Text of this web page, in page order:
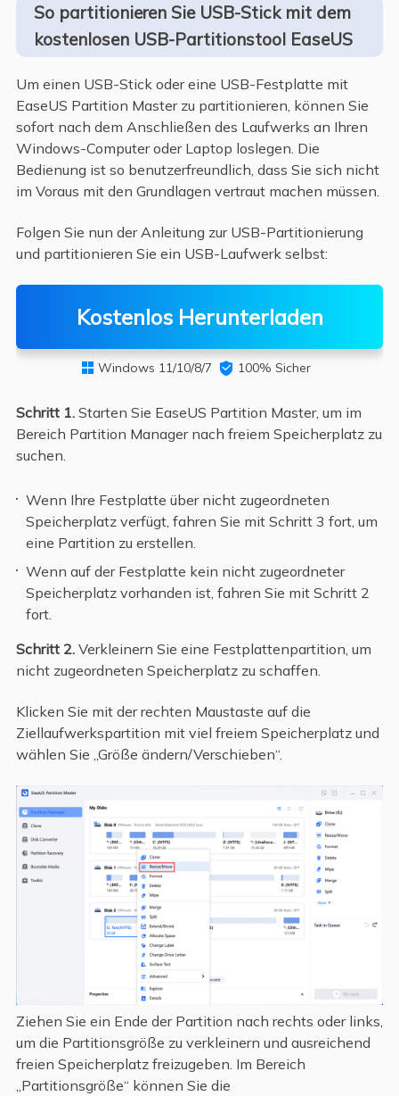
So partitionieren Sie USB-Stick mit dem
kostenlosen USB-Partitionstool EaseUS
Um einen USB-Stick oder eine USB-Festplatte mit
EaseUS Partition Master zu partitionieren, können Sie
sofort nach dem Anschließen des Laufwerks an Ihren
Windows-Computer oder Laptop loslegen. Die
Bedienung ist so benutzerfreundlich, dass Sie sich nicht
im Voraus mit den Grundlagen vertraut machen müssen.
Folgen Sie nun der Anleitung zur USB-Partitionierung
und partitionieren Sie ein USB-Laufwerk selbst:
Kostenlos Herunterladen
 Windows 11/10/8/7  100% Sicher
Schritt 1.Starten Sie EaseUS Partition Master, um im
Bereich Partition Manager nach freiem Speicherplatz zu
suchen.
Wenn Ihre Festplatte über nicht zugeordneten
Speicherplatz verfügt, fahren Sie mit Schritt 3 fort, um
eine Partition zu erstellen.
Wenn auf der Festplatte kein nicht zugeordneter
Speicherplatz vorhanden ist, fahren Sie mit Schritt 2
fort.
Schritt 2.Verkleinern Sie eine Festplattenpartition, um
nicht zugeordneten Speicherplatz zu schaffen.
Klicken Sie mit der rechten Maustaste auf die
Ziellaufwerkspartition mit viel freiem Speicherplatz und
wählen Sie „Größe ändern/Verschieben“.
Ziehen Sie ein Ende der Partition nach rechts oder links,
um die Partitionsgröße zu verkleinern und ausreichend
freien Speicherplatz freizugeben. Im Bereich
„Partitionsgröße“ können Sie die